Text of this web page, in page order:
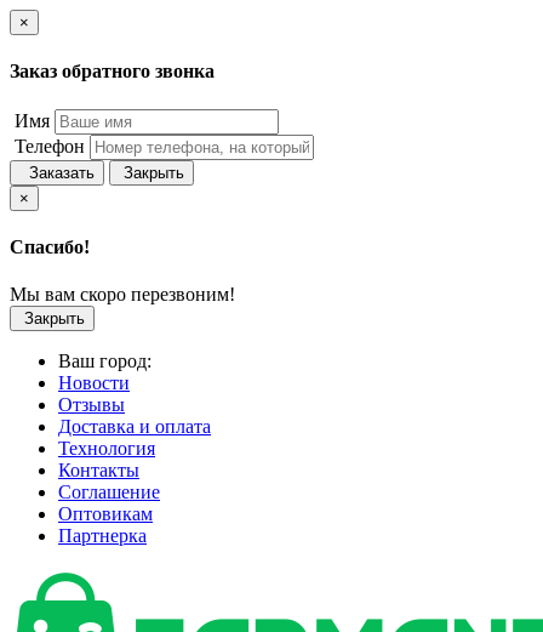
×
Заказ обратного звонка
Имя
Телефон
Заказать
Закрыть
×
Спасибо!
Мы вам скоро перезвоним!
Закрыть
Ваш город:
Новости
Отзывы
Доставка и оплата
Технология
Контакты
Соглашение
Оптовикам
Партнерка